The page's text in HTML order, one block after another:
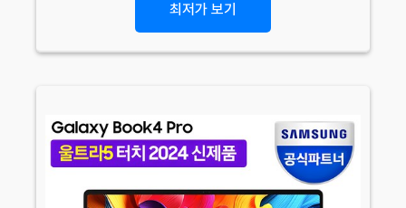
최저가 보기